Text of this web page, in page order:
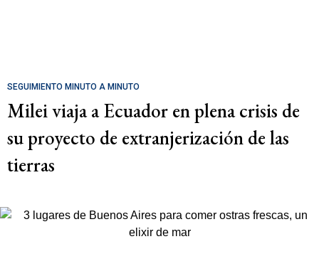
SEGUIMIENTO MINUTO A MINUTO
Milei viaja a Ecuador en plena crisis de
su proyecto de extranjerización de las
tierras